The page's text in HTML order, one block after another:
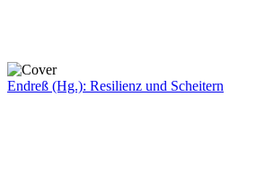
Endreß (Hg.): Resilienz und Scheitern